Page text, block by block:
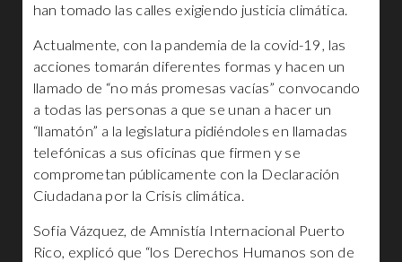
han tomado las calles exigiendo justicia climática.
Actualmente, con la pandemia de la covid-19, las
acciones tomarán diferentes formas y hacen un
llamado de “no más promesas vacías” convocando
a todas las personas a que se unan a hacer un
“llamatón” a la legislatura pidiéndoles en llamadas
telefónicas a sus oficinas que firmen y se
comprometan públicamente con la Declaración
Ciudadana por la Crisis climática.
Sofia Vázquez, de Amnistía Internacional Puerto
Rico, explicó que “los Derechos Humanos son de